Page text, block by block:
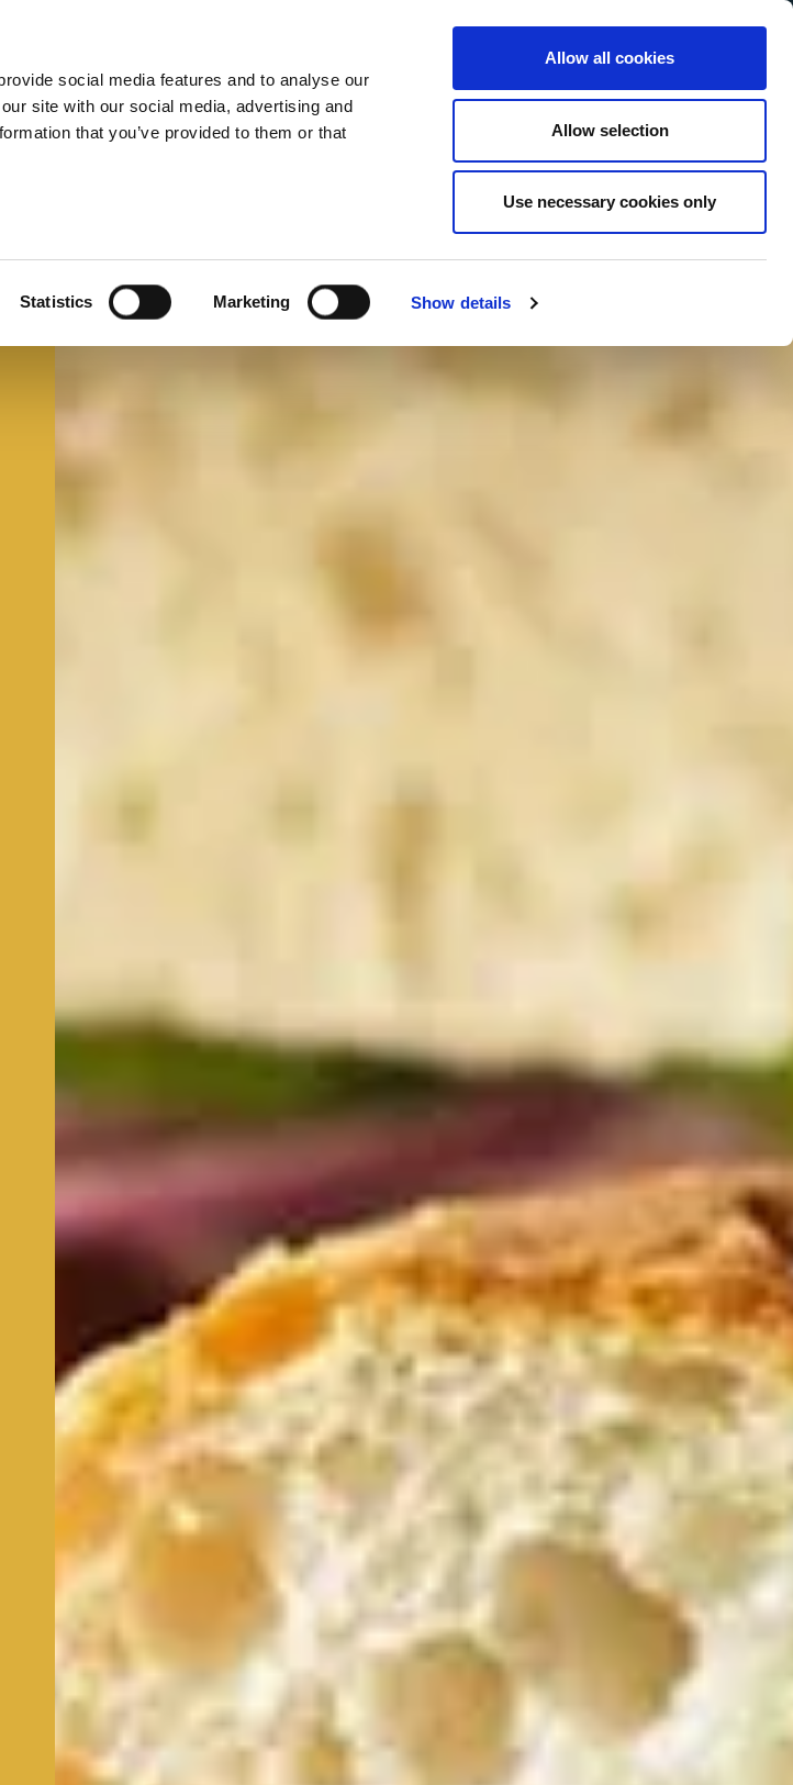
social media features and to analyse our
site with our social media, advertising and
that you’ve provided to them or that
Statistics Marketing Show details
Allow all cookies
Allow selection
Use necessary cookies only
Select your language
Italian
Service Menu
In tutte le salse